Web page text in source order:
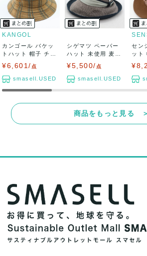
KANGOL
カンゴール バケッ
トハット 帽子 チェ
ック柄 ブラ...
¥6,601/ 点
smasell.USED
シゲマツ ペーパー
ハット 未使用 麦わ
ら帽子 日本...
¥5,500/ 点
smasell.USED
セン
ット
ウー
商品をもっと見る ＞